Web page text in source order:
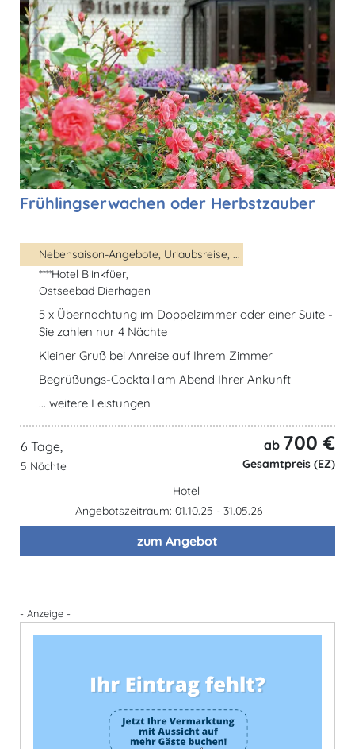
Frühlingserwachen oder Herbstzauber
Nebensaison-Angebote, Urlaubsreise, ...
****Hotel Blinkfüer,
Ostseebad Dierhagen
5 x Übernachtung im Doppelzimmer oder einer Suite -
Sie zahlen nur 4 Nächte
Kleiner Gruß bei Anreise auf Ihrem Zimmer
Begrüßungs-Cocktail am Abend Ihrer Ankunft
... weitere Leistungen
6 Tage,
5 Nächte
ab 700 €
Gesamtpreis (EZ)
Hotel
Angebotszeitraum: 01.10.25 - 31.05.26
zum Angebot
- Anzeige -